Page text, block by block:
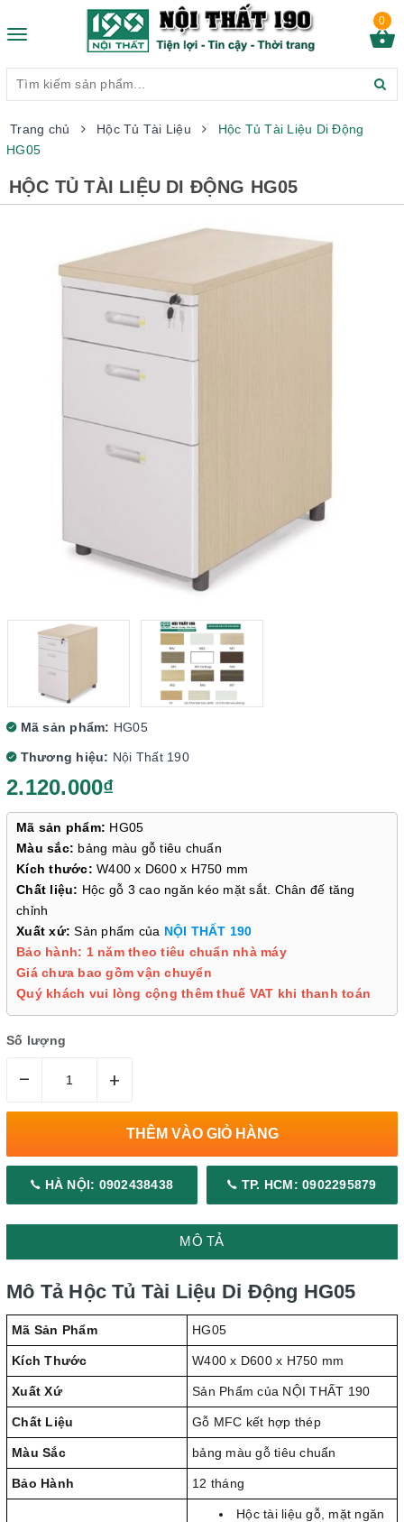
Toggle
0
Trang chủ Hộc Tủ Tài Liệu
Hộc Tủ Tài Liệu Di Động
HG05
HỘC TỦ TÀI LIỆU DI ĐỘNG HG05
Mã sản phẩm: HG05
Thương hiệu: Nội Thất 190
2.120.000₫
Mã sản phẩm: HG05
Màu sắc: bảng màu gỗ tiêu chuẩn
Kích thước: W400 x D600 x H750 mm
Chất liệu: Hộc gỗ 3 cao ngăn kéo mặt sắt. Chân đế tăng
chỉnh
Xuất xứ: Sản phẩm của NỘI THẤT 190
Bảo hành: 1 năm theo tiêu chuẩn nhà máy
Giá chưa bao gồm vận chuyển
Quý khách vui lòng cộng thêm thuế VAT khi thanh toán
Số lượng
– +
THÊM VÀO GIỎ HÀNG
HÀ NỘI: 0902438438 TP. HCM: 0902295879
MÔ TẢ
Mô Tả Hộc Tủ Tài Liệu Di Động HG05
Mã Sản Phẩm HG05
Kích Thước W400 x D600 x H750 mm
Xuất Xứ Sản Phẩm của NỘI THẤT 190
Chất Liệu Gỗ MFC kết hợp thép
Màu Sắc bảng màu gỗ tiêu chuẩn
Bảo Hành 12 tháng
Hộc tài liệu gỗ, mặt ngăn